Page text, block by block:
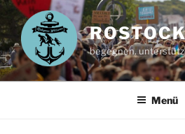
Zum
Inhalt
springen
begegnen.
Menü